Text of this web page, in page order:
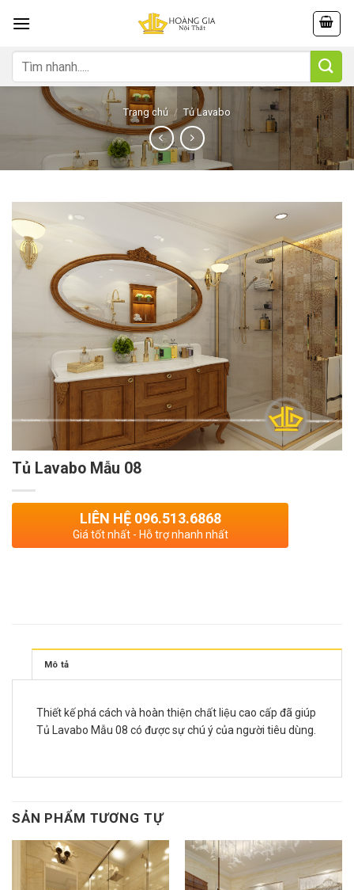
content
Tìm
kiếm:
Trang chủ / Tủ Lavabo
Tủ Lavabo Mẫu 08
LIÊN HỆ 096.513.6868
Giá tốt nhất - Hỗ trợ nhanh nhất
Mô tả
Thiết kế phá cách và hoàn thiện chất liệu cao cấp đã giúp
Tủ Lavabo Mẫu 08 có được sự chú ý của người tiêu dùng.
SẢN PHẨM TƯƠNG TỰ